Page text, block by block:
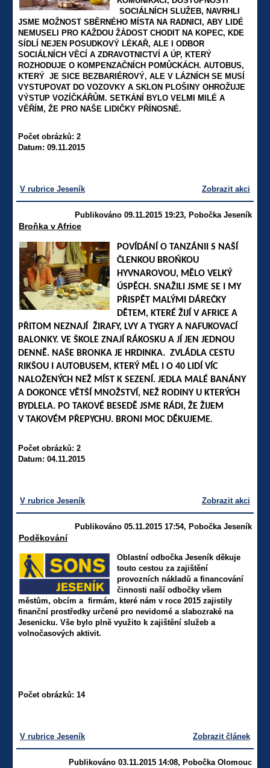
SOCIÁLNÍCH SLUŽEB, NAVRHLI
JSME MOŽNOST SBĚRNÉHO MÍSTA NA RADNICI, ABY LIDÉ
NEMUSELI PRO KAŽDOU ŽÁDOST CHODIT NA KOPEC, KDE
SÍDLÍ NEJEN POSUDKOVÝ LÉKAŘ, ALE I ODBOR
SOCIÁLNÍCH VĚCÍ A ZDRAVOTNICTVÍ A ÚP, KTERÝ
ROZHODUJE O KOMPENZAČNÍCH POMŮCKÁCH. AUTOBUS,
KTERÝ JE SICE BEZBARIÉROVÝ, ALE V LÁZNÍCH SE MUSÍ
VYSTUPOVAT DO VOZOVKY A SKLON PLOŠINY OHROŽUJE
VÝSTUP VOZÍČKÁŘŮM. SETKÁNÍ BYLO VELMI MILÉ A
VĚŘÍM, ŽE PRO NAŠE LIDIČKY PŘÍNOSNÉ.
Počet obrázků: 2
Datum: 09.11.2015
V rubrice Jeseník Zobrazit akci
Publikováno 09.11.2015 19:23, Pobočka Jeseník
Broňka v Africe
POVÍDÁNÍ O TANZÁNII S NAŠÍ
ČLENKOU BROŃKOU
HYVNAROVOU, MĚLO VELKÝ
ÚSPĚCH. SNAŽILI JSME SE I MY
PŘISPĚT MALÝMI DÁREČKY
DĚTEM, KTERÉ ŽIJÍ V AFRICE A
PŘITOM NEZNAJÍ ŽIRAFY, LVY A TYGRY A NAFUKOVACÍ
BALONKY. VE ŠKOLE ZNAJÍ RÁKOSKU A JÍ JEN JEDNOU
DENNĚ. NAŠE BRONKA JE HRDINKA. ZVLÁDLA CESTU
RIKŠOU I AUTOBUSEM, KTERÝ MĚL I O 40 LIDÍ VÍC
NALOŽENÝCH NEŽ MÍST K SEZENÍ. JEDLA MALÉ BANÁNY
A DOKONCE VĚTŠÍ MNOŽSTVÍ, NEŽ RODINY U KTERÝCH
BYDLELA. PO TAKOVÉ BESEDĚ JSME RÁDI, ŽE ŽIJEM
V TAKOVÉM PŘEPYCHU. BRONI MOC DĚKUJEME.
Počet obrázků: 2
Datum: 04.11.2015
V rubrice Jeseník Zobrazit akci
Publikováno 05.11.2015 17:54, Pobočka Jeseník
Poděkování
Oblastní odbočka Jeseník děkuje
touto cestou za zajištění
provozních nákladů a financování
činnosti naší odbočky všem
městům, obcím a firmám, které nám v roce 2015 zajistily
finanční prostředky určené pro nevidomé a slabozraké na
Jesenicku. Vše bylo plně využito k zajištění služeb a
volnočasových aktivit.
Počet obrázků: 14
V rubrice Jeseník Zobrazit článek
Publikováno 03.11.2015 14:08, Pobočka Olomouc